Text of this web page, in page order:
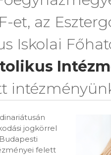
et, az
Iskolai
jogkörrel
felett